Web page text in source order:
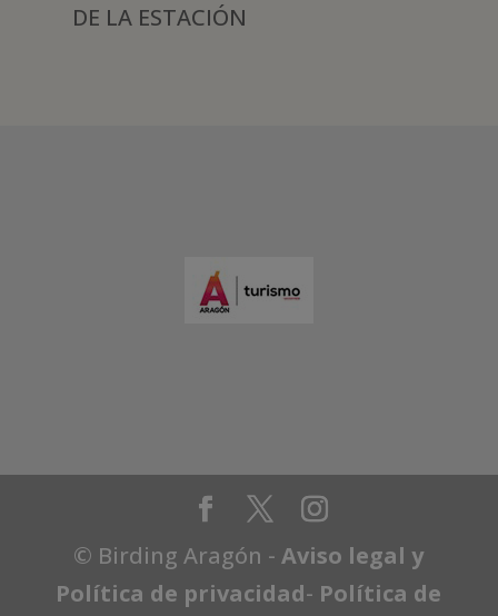
DE LA ESTACIÓN
© Birding Aragón -Aviso legal y
Política de privacidad- Política de